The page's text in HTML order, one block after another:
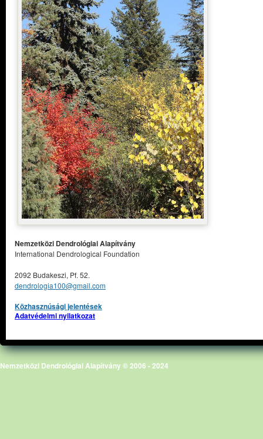
Nemzetközi Dendrológiai Alapítvány
International Dendrological Foundation
2092 Budakeszi, Pf. 52.
dendrologia100@gmail.com
Közhasznúsági jelentések
Adatvédelmi nyilatkozat
Nemzetközi Dendrológiai Alapítvány © 2006 - 2024